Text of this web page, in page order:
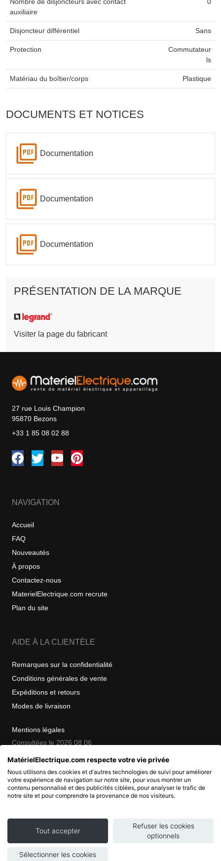
auxiliaire
Disjoncteur différentiel Sans
Protection
Commutateur
ls
Matériau du boîtier/corps Plastique
DOCUMENTS ET NOTICES
Documentation
Documentation
Documentation
PRÉSENTATION DE LA MARQUE
Visiter la page du fabricant
27 rue Louis Champion
95870 Bezons
+33 1 85 08 02 88
NAVIGATION
Accueil
FAQ
Nouveautés
À propos
Contactez-nous
MaterielElectrique.com recrute
Plan du site
AIDE À LA CLIENTÈLE
Remarques sur la confidentialité
Conditions générales de vente
Expéditions et retours
Modes de livraison
Mentions légales
Consultées le 2026 08 06
COPYRIGHT
© 2007 - 2026 Nimbanet
MatérielElectrique.com respecte votre vie privée
Nous utilisons des cookies et d'autres technologies de suivi pour améliorer
votre expérience de navigation sur notre site, pour vous montrer un
contenu personnalisé et des publicités ciblées, pour analyser le trafic de
notre site et pour comprendre la provenance de nos visiteurs.
Tout accepter
Refuser les cookies
optionnels
Sélectionner les cookies